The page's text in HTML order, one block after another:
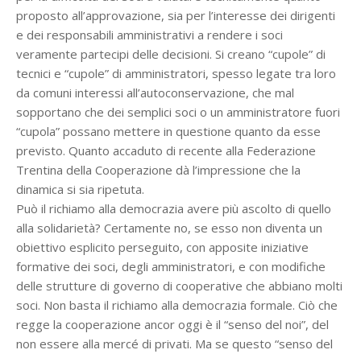
proposto all’approvazione, sia per l’interesse dei dirigenti
e dei responsabili amministrativi a rendere i soci
veramente partecipi delle decisioni. Si creano “cupole” di
tecnici e “cupole” di amministratori, spesso legate tra loro
da comuni interessi all’autoconservazione, che mal
sopportano che dei semplici soci o un amministratore fuori
“cupola” possano mettere in questione quanto da esse
previsto. Quanto accaduto di recente alla Federazione
Trentina della Cooperazione dà l’impressione che la
dinamica si sia ripetuta.
Può il richiamo alla democrazia avere più ascolto di quello
alla solidarietà? Certamente no, se esso non diventa un
obiettivo esplicito perseguito, con apposite iniziative
formative dei soci, degli amministratori, e con modifiche
delle strutture di governo di cooperative che abbiano molti
soci. Non basta il richiamo alla democrazia formale. Ciò che
regge la cooperazione ancor oggi è il “senso del noi”, del
non essere alla mercé di privati. Ma se questo “senso del